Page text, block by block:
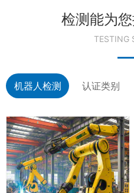
检测能为
TESTING
机器人检测 认证类别